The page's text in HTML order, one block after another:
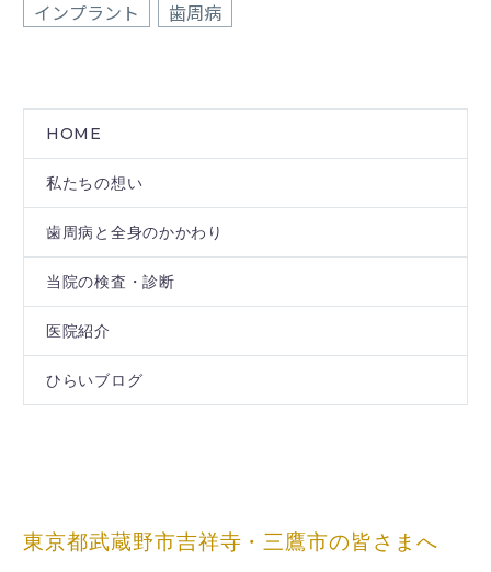
インプラント 歯周病
HOME
私たちの想い
歯周病と全身のかかわり
当院の検査・診断
医院紹介
ひらいブログ
東京都武蔵野市吉祥寺・三鷹市の皆さまへ